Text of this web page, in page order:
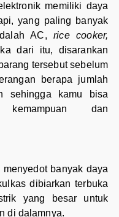
memiliki daya
yang paling banyak
AC,rice cooker,
dari itu, disarankan
tersebut sebelum
berapa jumlah
sehingga kamu bisa
kemampuan dan
banyak daya
dibiarkan terbuka
yang besar untuk
di dalamnya.